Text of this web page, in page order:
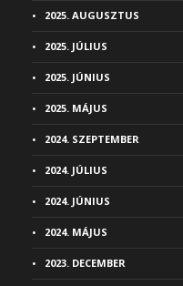
2025. AUGUSZTUS
2025. JÚLIUS
2025. JÚNIUS
2025. MÁJUS
2024. SZEPTEMBER
2024. JÚLIUS
2024. JÚNIUS
2024. MÁJUS
2023. DECEMBER